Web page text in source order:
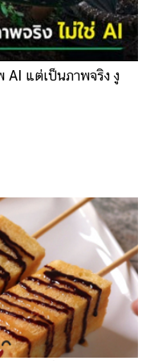
AI แต่เป็นภาพจริง งู